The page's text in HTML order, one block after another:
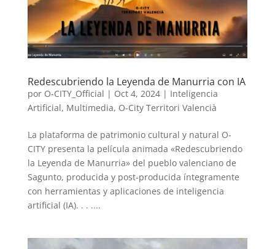
Redescubriendo la Leyenda de Manurria con IA
por O-CITY_Official | Oct 4, 2024| Inteligencia
Artificial, Multimedia, O-City Territori Valencià
La plataforma de patrimonio cultural y natural O-
CITY presenta la película animada «Redescubriendo
la Leyenda de Manurria» del pueblo valenciano de
Sagunto, producida y post-producida íntegramente
con herramientas y aplicaciones de inteligencia
artificial (IA). . . ....